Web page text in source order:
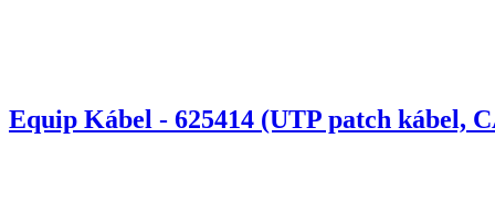
Equip Kábel - 625414 (UTP patch kábel,